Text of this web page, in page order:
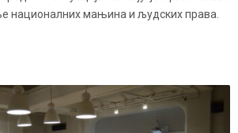
националних мањина и људских права.